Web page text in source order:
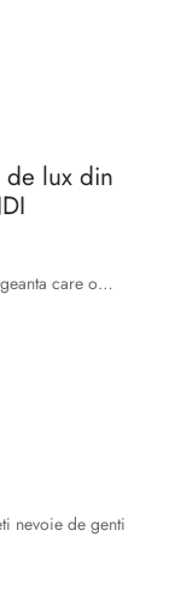
lux din
care o…
nevoie de genti